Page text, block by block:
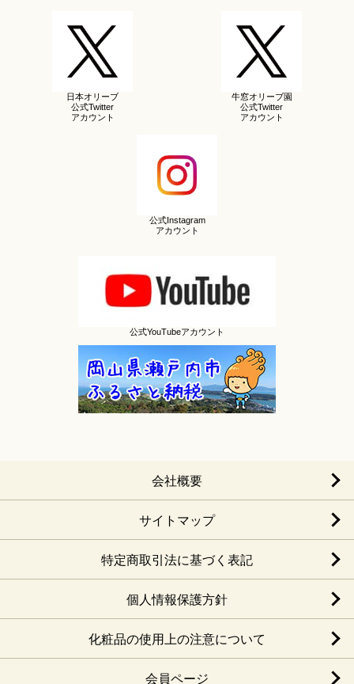
日本オリーブ
公式Twitter
アカウント
牛窓オリーブ園
公式Twitter
アカウント
公式Instagram
アカウント
公式YouTubeアカウント
会社概要
サイトマップ
特定商取引法に基づく表記
個人情報保護方針
化粧品の使用上の注意について
会員ページ